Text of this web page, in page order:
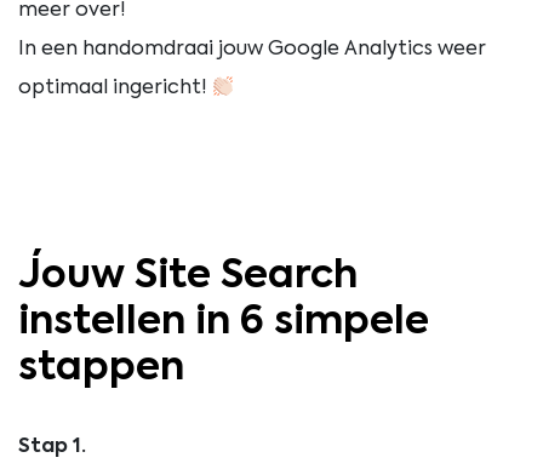
meer over!
In een handomdraai jouw Google Analytics weer
optimaal ingericht!
Jouw Site Search
instellen in 6 simpele
stappen
Stap 1.